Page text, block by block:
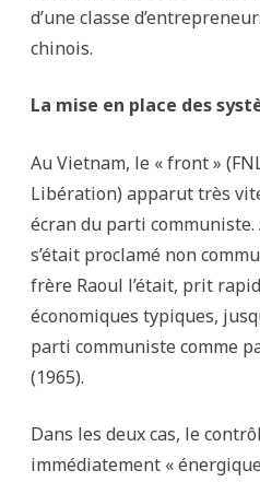
d’une classe
chinois.
La mise en place des
Au Vietnam, le « front »
Libération) apparut très
écran du parti communiste.
s’était proclamé non
frère Raoul l’était, prit
économiques typiques,
parti communiste comme
(1965).
Dans les deux cas, le
immédiatement «